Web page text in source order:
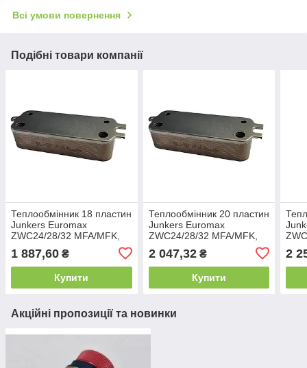
Всі умови повернення
Подібні товари компанії
Теплообмінник 18 пластин
Junkers Euromax
ZWC24/28/32 MFA/MFK,
ZWC24–35, Cerapur Smart
ZWB24/28
1 887,60 ₴
Купити
Теплообмінник 20 пластин
Junkers Euromax
ZWC24/28/32 MFA/MFK,
ZWC24–35,Cerapur Smart
ZWB24/28
2 047,32₴
Купити
2
Акційні пропозиції та новинки